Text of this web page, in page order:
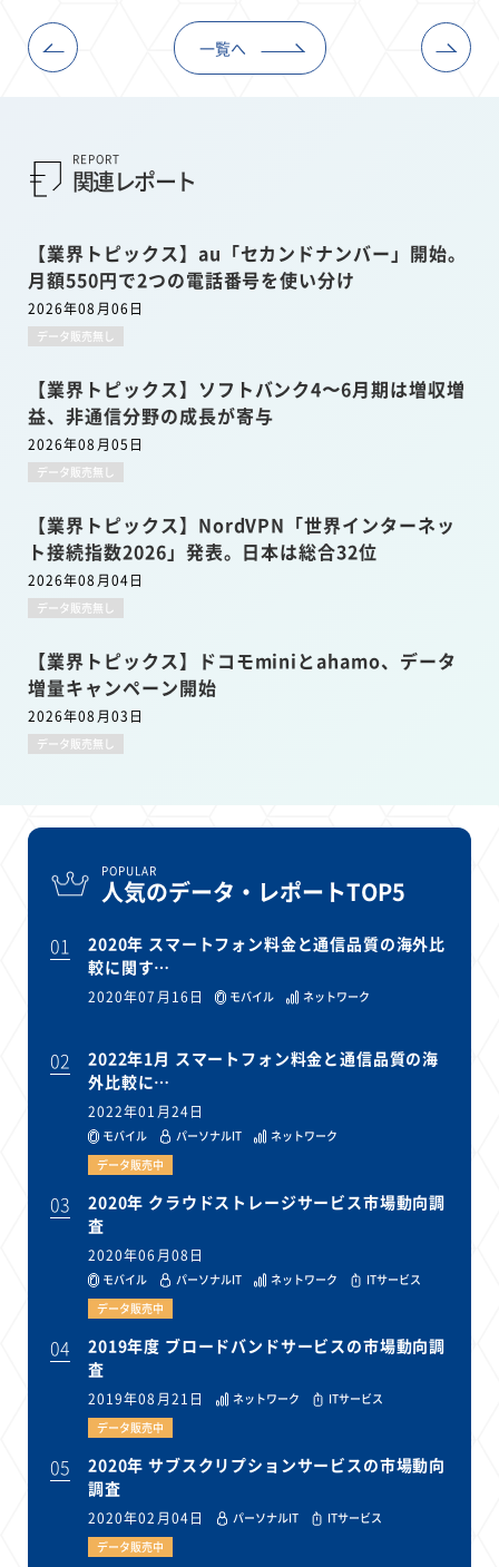
一覧へ
REPORT
関連レポート
【業界トピックス】au「セカンドナンバー」開始。
月額550円で2つの電話番号を使い分け
2026年08月06日
データ販売無し
【業界トピックス】ソフトバンク4〜6月期は増収増
益、非通信分野の成長が寄与
2026年08月05日
データ販売無し
【業界トピックス】NordVPN「世界インターネッ
ト接続指数2026」発表。日本は総合32位
2026年08月04日
データ販売無し
【業界トピックス】ドコモminiとahamo、データ
増量キャンペーン開始
2026年08月03日
データ販売無し
POPULAR
人気のデータ・レポートTOP5
01
2020年 スマートフォン料金と通信品質の海外比
較に関す…
2020年07月16日 モバイル ネットワーク
02
2022年1月 スマートフォン料金と通信品質の海
外比較に…
2022年01月24日
モバイル パーソナルIT
ネットワーク
データ販売中
03
2020年 クラウドストレージサービス市場動向調
査
2020年06月08日
モバイル パーソナルIT ネットワーク
ITサービス
データ販売中
04
2019年度 ブロードバンドサービスの市場動向調
査
2019年08月21日 ネットワーク
ITサービス
データ販売中
05
2020年 サブスクリプションサービスの市場動向
調査
2020年02月04日 パーソナルIT
ITサービス
データ販売中